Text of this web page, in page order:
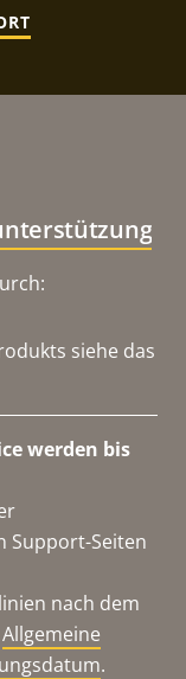
siehe das
werden bis
Support-Seiten
nach dem
Allgemeine
.